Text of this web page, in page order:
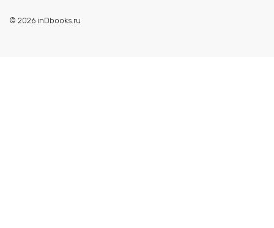
© 2026 inDbooks.ru